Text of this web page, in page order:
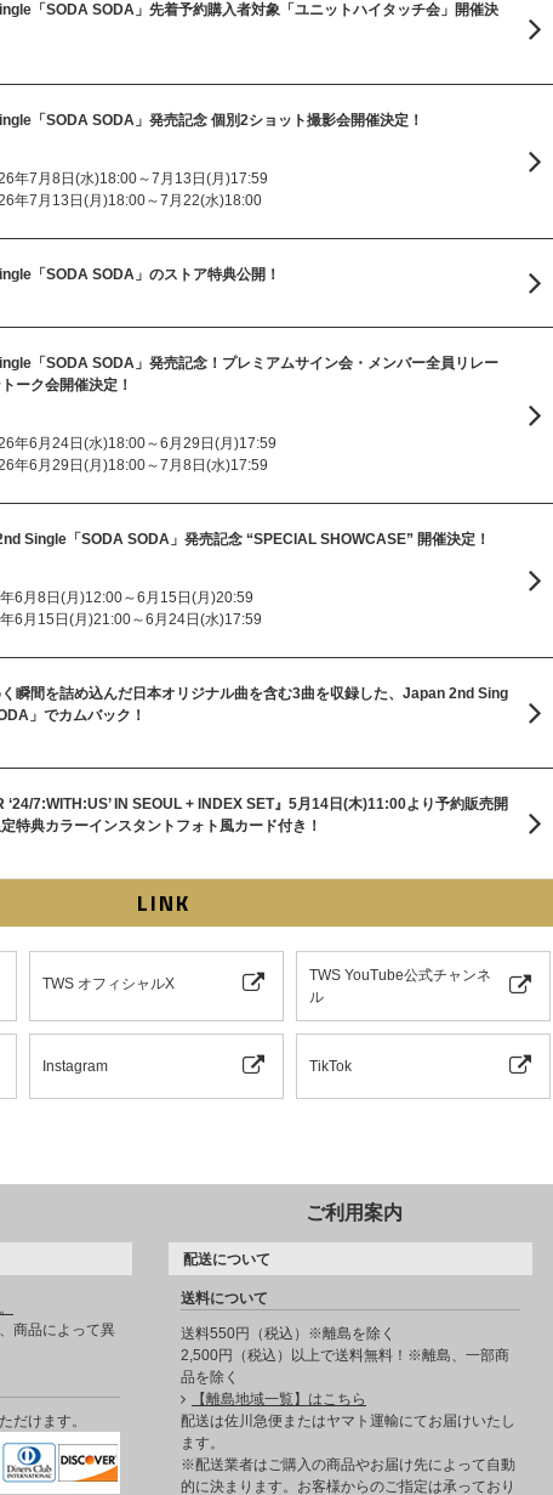
「SODA SODA」先着予約購入者対象「ユニットハイタッチ会」開催決
「SODA SODA」発売記念 個別2ショット撮影会開催決定！
年7月8日(水)18:00～7月13日(月)17:59
年7月13日(月)18:00～7月22(水)18:00
「SODA SODA」のストア特典公開！
「SODA SODA」発売記念！プレミアムサイン会・メンバー全員リレー
ーク会開催決定！
年6月24日(水)18:00～6月29日(月)17:59
年6月29日(月)18:00～7月8日(水)17:59
Single「SODA SODA」発売記念 “SPECIAL SHOWCASE” 開催決定！
年6月8日(月)12:00～6月15日(月)20:59
年6月15日(月)21:00～6月24日(水)17:59
瞬間を詰め込んだ日本オリジナル曲を含む3曲を収録した、Japan 2nd Sing
」でカムバック！
‘24/7:WITH:US’ IN SEOUL + INDEX SET』5月14日(木)11:00より予約販売開
特典カラーインスタントフォト風カード付き！
LINK
TWS オフィシャルX
TWS YouTube公式チャンネ
ル
Instagram TikTok
ご利用案内
商品によって異
だけます。
配送について
送料について
送料550円（税込）※離島を除く
2,500円（税込）以上で送料無料！※離島、一部商
品を除く
【離島地域一覧】はこちら
配送は佐川急便またはヤマト運輸にてお届けいたし
ます。
※配送業者はご購入の商品やお届け先によって自動
的に決まります。お客様からのご指定は承っており